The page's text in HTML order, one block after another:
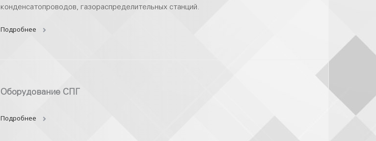
конденсатопроводов, газораспределительных станций.
Подробнее
Оборудование СПГ
Подробнее